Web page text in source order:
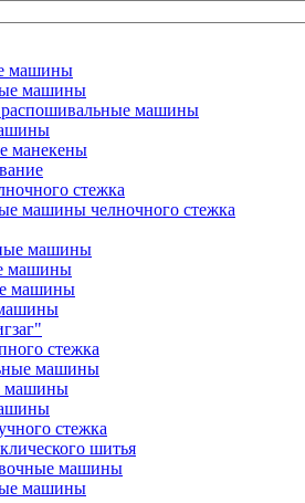
машины
машины
машины
манекены
стежка
машины челночного стежка
машины
машины
машины
стежка
машины
машины
стежка
шитья
машины
машины